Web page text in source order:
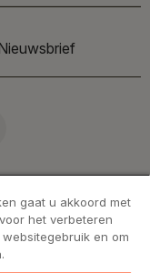
gaat u akkoord met
het verbeteren
en om